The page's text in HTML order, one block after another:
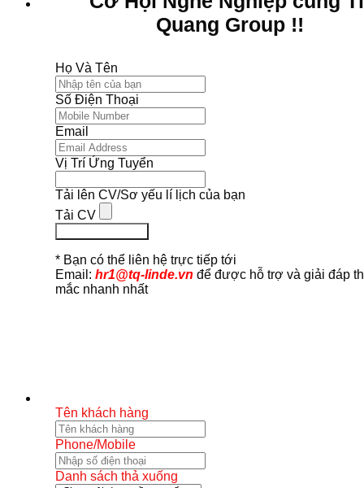
Quang Group !!
Họ Và Tên
Số Điện Thoại
Email
Vị Trí Ứng Tuyển
Tải lên CV/Sơ yếu lí lịch của bạn
Tải CV
* Bạn có thể liên hệ trực tiếp tới
Email: hr1@tq-linde.vn để được hỗ trợ và giải đáp
mắc nhanh nhất
Tên khách hàng
Phone/Mobile
Danh sách thả xuống